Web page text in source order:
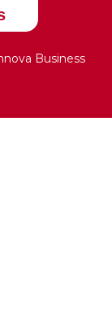
Business